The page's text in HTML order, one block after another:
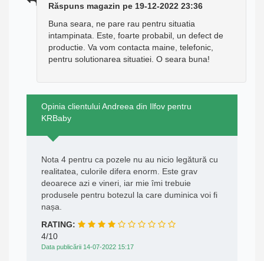
Răspuns magazin pe 19-12-2022 23:36
Buna seara, ne pare rau pentru situatia
intampinata. Este, foarte probabil, un defect de
productie. Va vom contacta maine, telefonic,
pentru solutionarea situatiei. O seara buna!
Opinia clientului Andreea din Ilfov pentru
KRBaby
Nota 4 pentru ca pozele nu au nicio legătură cu
realitatea, culorile difera enorm. Este grav
deoarece azi e vineri, iar mie îmi trebuie
produsele pentru botezul la care duminica voi fi
nașa.
RATING:
4/10
Data publicării 14-07-2022 15:17